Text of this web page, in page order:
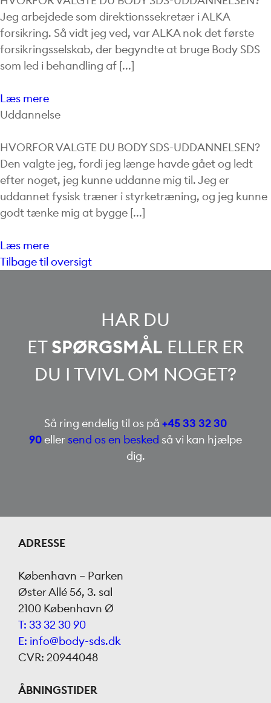
Jeg arbejdede som direktionssekretær i ALKA
forsikring. Så vidt jeg ved, var ALKA nok det første
forsikringsselskab, der begyndte at bruge Body SDS
som led i behandling af [...]
Læs mere
Uddannelse
HVORFOR VALGTE DU BODY SDS-UDDANNELSEN?
Den valgte jeg, fordi jeg længe havde gået og ledt
efter noget, jeg kunne uddanne mig til. Jeg er
uddannet fysisk træner i styrketræning, og jeg kunne
godt tænke mig at bygge [...]
Læs mere
Tilbage til oversigt
HAR DU
ETSPØRGSMÅL ELLER ER
DU I TVIVL OM NOGET?
Så ring endelig til os på +45 33 32 30
90eller send os en besked så vi kan hjælpe
dig.
ADRESSE
København – Parken
Øster Allé 56, 3. sal
2100 København Ø
T: 33 32 30 90
E: info@body-sds.dk
CVR: 20944048
ÅBNINGSTIDER